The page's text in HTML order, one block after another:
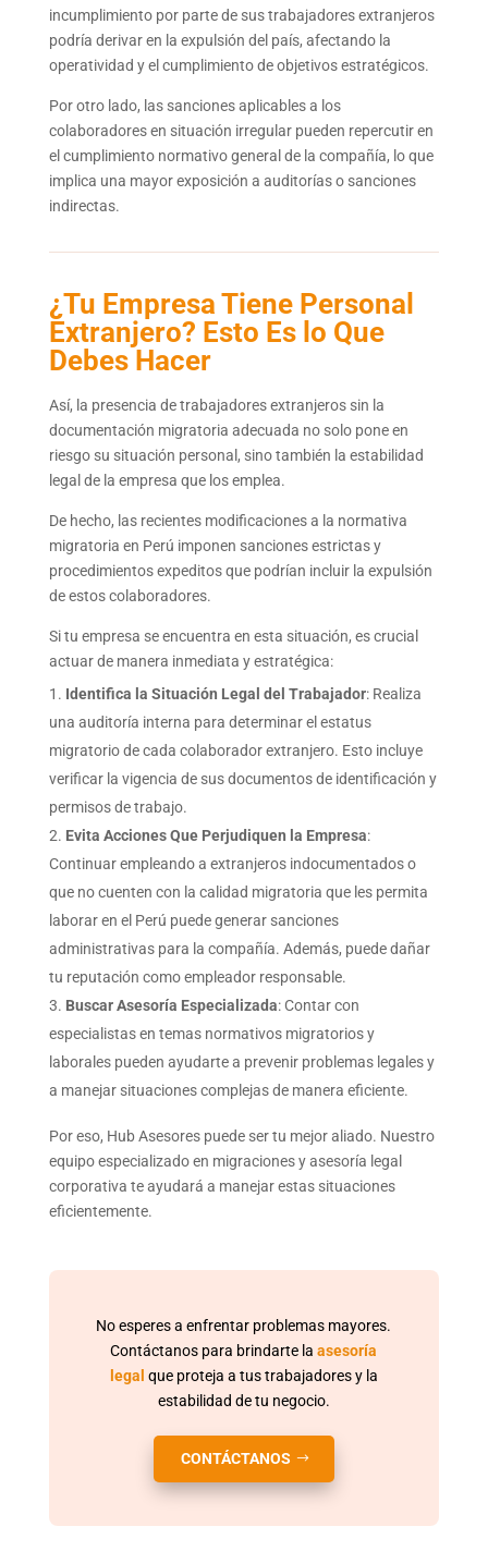
incumplimiento por parte de sus trabajadores extranjeros
podría derivar en la expulsión del país, afectando la
operatividad y el cumplimiento de objetivos estratégicos.
Por otro lado, las sanciones aplicables a los
colaboradores en situación irregular pueden repercutir en
el cumplimiento normativo general de la compañía, lo que
implica una mayor exposición a auditorías o sanciones
indirectas.
¿Tu Empresa Tiene Personal
Extranjero? Esto Es lo Que
Debes Hacer
Así, la presencia de trabajadores extranjeros sin la
documentación migratoria adecuada no solo pone en
riesgo su situación personal, sino también la estabilidad
legal de la empresa que los emplea.
De hecho, las recientes modificaciones a la normativa
migratoria en Perú imponen sanciones estrictas y
procedimientos expeditos que podrían incluir la expulsión
de estos colaboradores.
Si tu empresa se encuentra en esta situación, es crucial
actuar de manera inmediata y estratégica:
Identifica la Situación Legal del Trabajador:Realiza
una auditoría interna para determinar el estatus
migratorio de cada colaborador extranjero. Esto incluye
verificar la vigencia de sus documentos de identificación y
permisos de trabajo.
Evita Acciones Que Perjudiquen la Empresa:
Continuar empleando a extranjeros indocumentados o
que no cuenten con la calidad migratoria que les permita
laborar en el Perú puede generar sanciones
administrativas para la compañía. Además, puede dañar
tu reputación como empleador responsable.
Buscar Asesoría Especializada: Contar con
especialistas en temas normativos migratorios y
laborales pueden ayudarte a prevenir problemas legales y
a manejar situaciones complejas de manera eficiente.
Por eso, Hub Asesores puede ser tu mejor aliado. Nuestro
equipo especializado en migraciones y asesoría legal
corporativa te ayudará a manejar estas situaciones
eficientemente.
No esperes a enfrentar problemas mayores.
Contáctanos para brindarte laasesoría
legal que proteja a tus trabajadores y la
estabilidad de tu negocio.
CONTÁCTANOS